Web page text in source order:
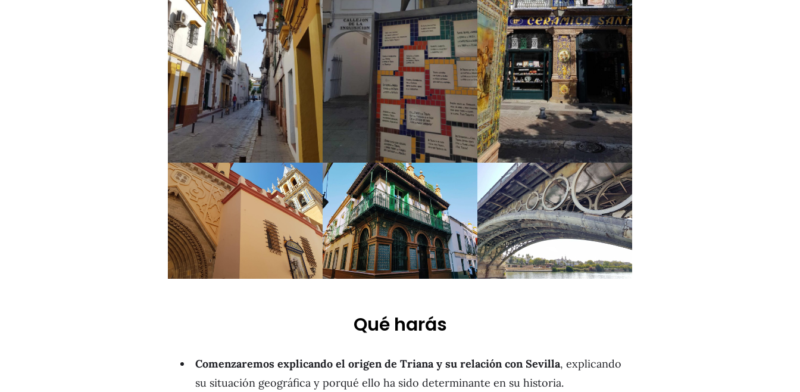
Qué harás
Comenzaremos explicando el origen de Triana y su relación con Sevilla, explicando
su situación geográfica y porqué ello ha sido determinante en su historia.